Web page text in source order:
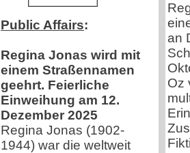
Public Affairs:
Regina Jonas wird mit
einem Straßennamen
geehrt. Feierliche
Einweihung am 12.
Dezember 2025
Regina Jonas (1902-
1944) war die weltweit
an
Oz